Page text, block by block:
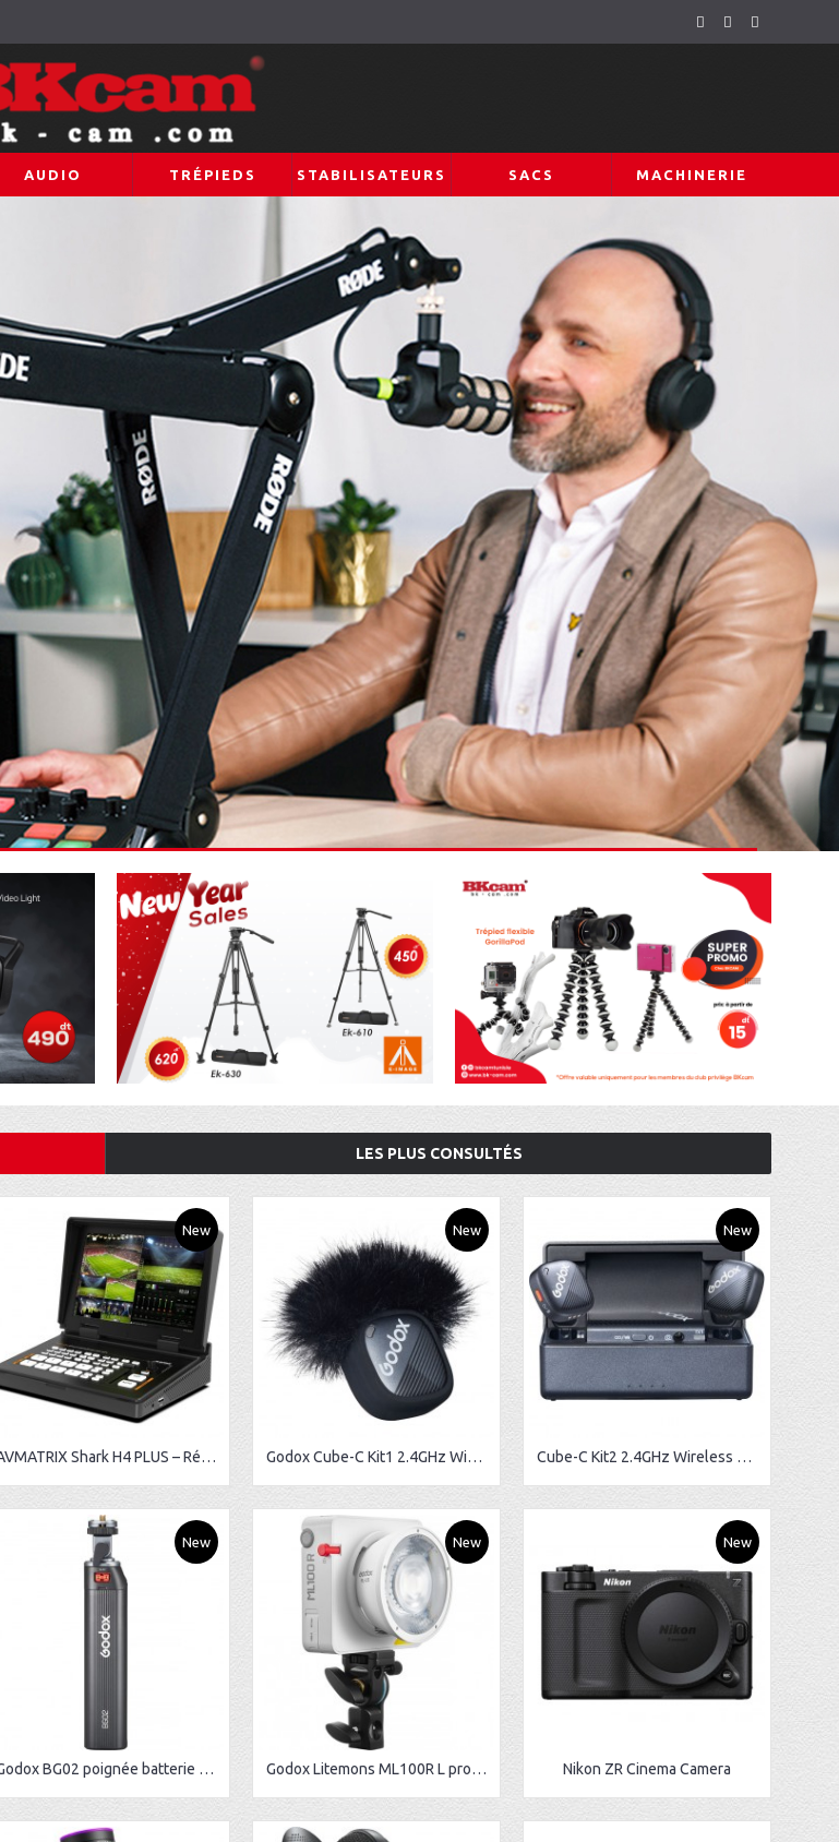
AUDIO TRÉPIEDS STABILISATEURS SACS MACHINERIE
LES PLUS CONSULTÉS
New
AVMATRIX Shark H4 PLUS – Régie vidéo HDMI 4 canaux
New
Godox Cube-C Kit1 2.4GHz Wireless Microphone
New
Cube-C Kit2 2.4GHz Wireless Microphone
New
Godox BG02 poignée batterie pour ML60 / ML100Bi
New
Godox Litemons ML100R L projecteur LED RGB 120W
New
Nikon ZR Cinema Camera